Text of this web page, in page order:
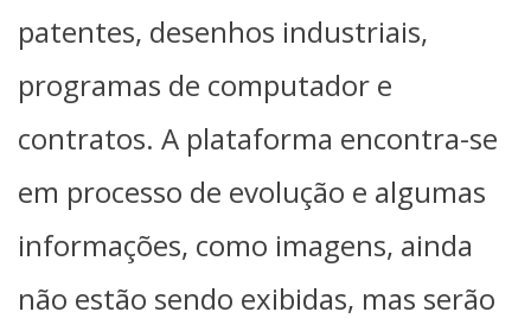
patentes, desenhos industriais,
programas de computador e
contratos. A plataforma encontra-se
em processo de evolução e algumas
informações, como imagens, ainda
não estão sendo exibidas, mas serão